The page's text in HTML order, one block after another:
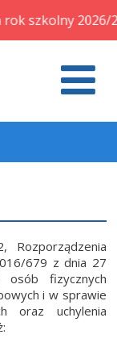
2026/2027
679 z dnia 27
fizycznych
i w sprawie
oraz uchylenia